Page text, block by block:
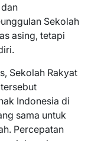
Sekolah
asing, tetapi
Sekolah Rakyat
Indonesia di
sama untuk
Percepatan